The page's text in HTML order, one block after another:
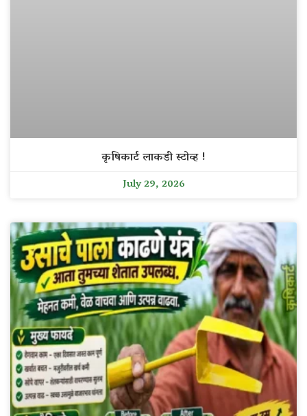
कृषिकार्ट लाकडी स्टोव्ह !
July 29, 2026